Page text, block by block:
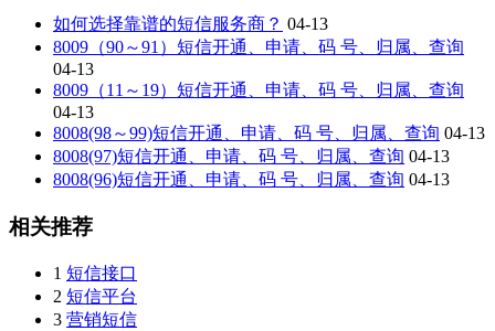
如何选择靠谱的短信服务商？ 04-13
8009（90～91）短信开通、申请、码 号、归属、查询
04-13
8009（11～19）短信开通、申请、码 号、归属、查询
04-13
8008(98～99)短信开通、申请、码 号、归属、查询 04-13
8008(97)短信开通、申请、码 号、归属、查询 04-13
8008(96)短信开通、申请、码 号、归属、查询 04-13
相关推荐
1 短信接口
2 短信平台
3 营销短信